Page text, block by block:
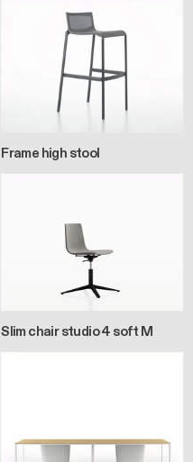
Frame high stool
Slim chair studio 4 soft M